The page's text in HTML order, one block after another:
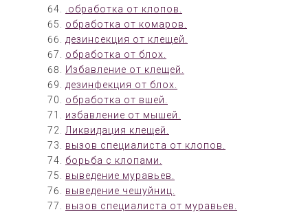
.обработка от клопов.
обработка от комаров.
дезинсекция от клещей.
обработка от блох.
Избавление от клещей.
дезинфекция от блох.
обработка от вшей.
избавление от мышей.
Ликвидация клещей.
вызов специалиста от клопов.
борьба с клопами.
выведение муравьев.
выведение чешуйниц.
вызов специалиста от муравьев.